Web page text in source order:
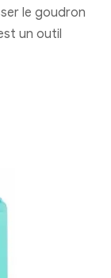
le goudron
un outil